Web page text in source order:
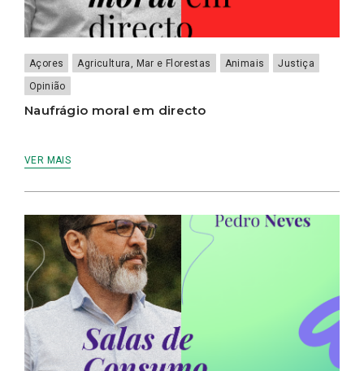
Açores Agricultura, Mar e Florestas Animais
Justiça
Opinião
Naufrágio moral em directo
VER MAIS